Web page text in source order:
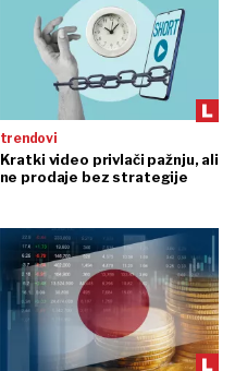
trendovi
Kratki video privlači pažnju, ali
ne prodaje bez strategije